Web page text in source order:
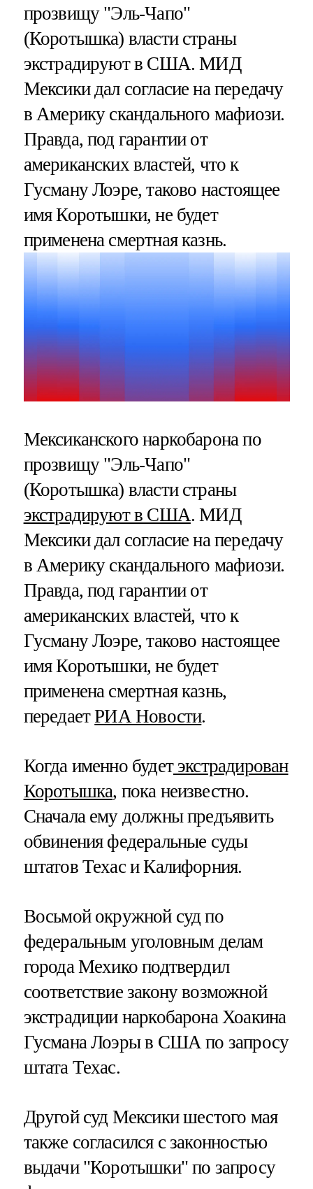
прозвищу "Эль-Чапо"
(Коротышка) власти страны
экстрадируют в США. МИД
Мексики дал согласие на передачу
в Америку скандального мафиози.
Правда, под гарантии от
американских властей, что к
Гусману Лоэре, таково настоящее
имя Коротышки, не будет
применена смертная казнь.
Мексиканского наркобарона по
прозвищу "Эль-Чапо"
(Коротышка) власти страны
экстрадируют в США. МИД
Мексики дал согласие на передачу
в Америку скандального мафиози.
Правда, под гарантии от
американских властей, что к
Гусману Лоэре, таково настоящее
имя Коротышки, не будет
применена смертная казнь,
передаетРИА Новости.
Когда именно будетэкстрадирован
Коротышка, пока неизвестно.
Сначала ему должны предъявить
обвинения федеральные суды
штатов Техас и Калифорния.
Восьмой окружной суд по
федеральным уголовным делам
города Мехико подтвердил
соответствие закону возможной
экстрадиции наркобарона Хоакина
Гусмана Лоэры в США по запросу
штата Техас.
Другой суд Мексики шестого мая
также согласился с законностью
выдачи "Коротышки" по запросу